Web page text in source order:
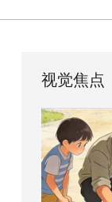
视觉焦点